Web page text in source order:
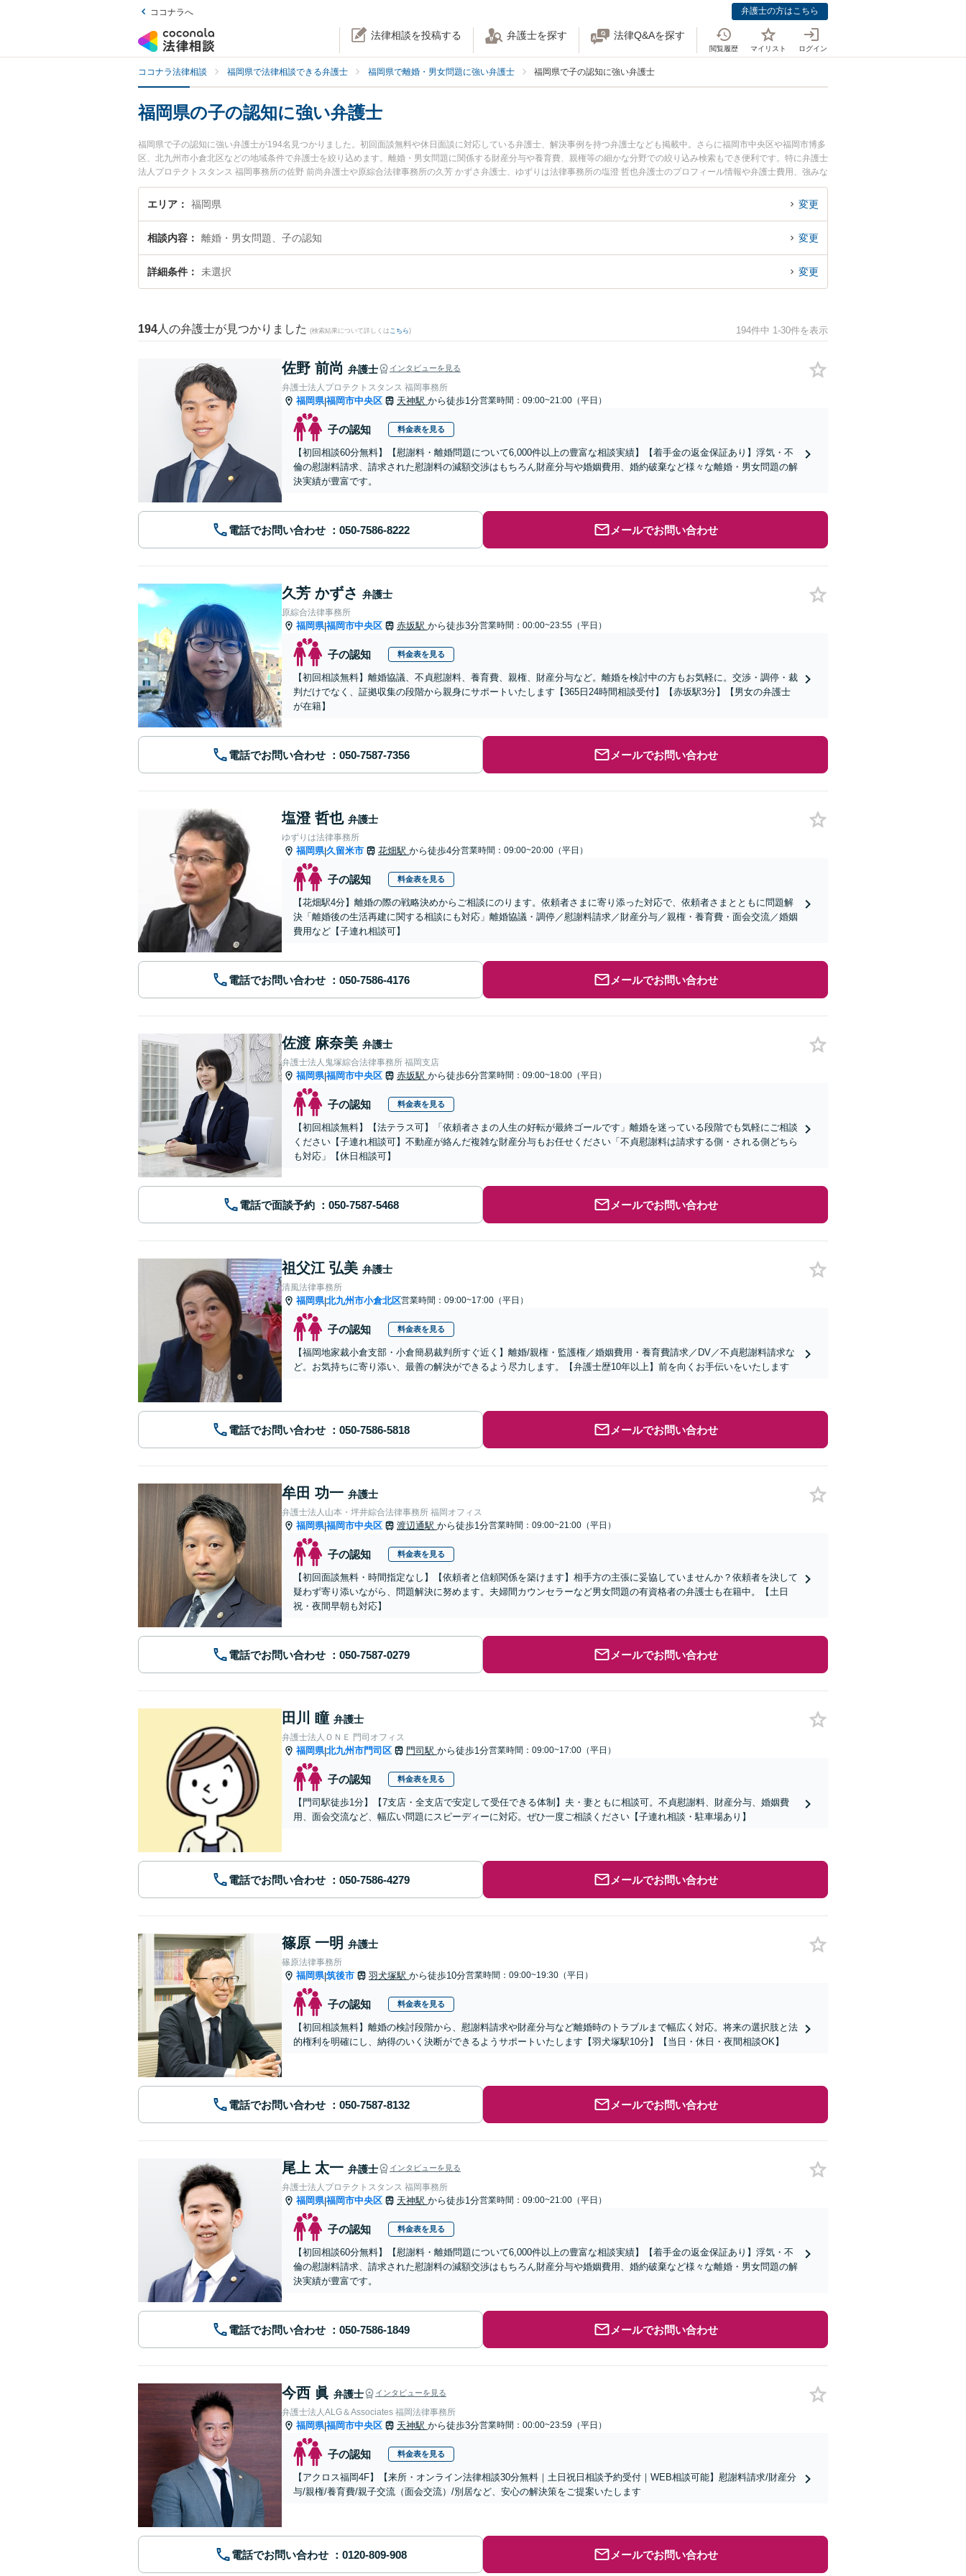
ココナラへ 弁護士の方はこちら
法律相談を投稿する 弁護士を探す 法律Q&Aを探す
閲覧履歴 マイリスト ログイン
ココナラ法律相談 福岡県で法律相談できる弁護士 福岡県で離婚・男女問題に強い弁護士 福岡県で子の認知に強い弁護士
福岡県の子の認知に強い弁護士
福岡県で子の認知に強い弁護士が194名見つかりました。初回面談無料や休日面談に対応している弁護士、解決事例を持つ弁護士なども掲載中。さらに福岡市中央区や福岡市博多
区、北九州市小倉北区などの地域条件で弁護士を絞り込めます。離婚・男女問題に関係する財産分与や養育費、親権等の細かな分野での絞り込み検索もでき便利です。特に弁護士
法人プロテクトスタンス 福岡事務所の佐野 前尚弁護士や原綜合法律事務所の久芳 かずさ弁護士、ゆずりは法律事務所の塩澄 哲也弁護士のプロフィール情報や弁護士費用、強みな
どが注目されています。『福岡県で土日や夜間に発生した子の認知のトラブルを今すぐに弁護士に相談したい』『子の認知のトラブル解決の実績豊富な近くの弁護士を検索した
い』『初回相談無料で子の認知を法律相談できる福岡県内の弁護士に相談予約したい』などでお困りの相談者さんにおすすめです。
エリア 福岡県 変更
相談内容 離婚・男女問題、子の認知 変更
詳細条件 未選択 変更
194 人の弁護士が見つかりました (検索結果について詳しくは こちら) 194件中 1-30件を表示
佐野 前尚 弁護士 インタビューを見る
弁護士法人プロテクトスタンス 福岡事務所
福岡県|福岡市中央区 天神駅 から徒歩1分営業時間：09:00~21:00（平日）
子の認知 料金表を見る
【初回相談60分無料】【慰謝料・離婚問題について6,000件以上の豊富な相談実績】【着手金の返金保証あり】浮気・不
倫の慰謝料請求、請求された慰謝料の減額交渉はもちろん財産分与や婚姻費用、婚約破棄など様々な離婚・男女問題の解
決実績が豊富です。
電話でお問い合わせ メールでお問い合わせ
久芳 かずさ 弁護士
原綜合法律事務所
福岡県|福岡市中央区 赤坂駅 から徒歩3分営業時間：00:00~23:55（平日）
子の認知 料金表を見る
【初回相談無料】離婚協議、不貞慰謝料、養育費、親権、財産分与など。離婚を検討中の方もお気軽に。交渉・調停・裁
判だけでなく、証拠収集の段階から親身にサポートいたします【365日24時間相談受付】【赤坂駅3分】【男女の弁護士
が在籍】
電話でお問い合わせ メールでお問い合わせ
塩澄 哲也 弁護士
ゆずりは法律事務所
福岡県|久留米市 花畑駅 から徒歩4分営業時間：09:00~20:00（平日）
子の認知 料金表を見る
【花畑駅4分】離婚の際の戦略決めからご相談にのります。依頼者さまに寄り添った対応で、依頼者さまとともに問題解
決「離婚後の生活再建に関する相談にも対応」離婚協議・調停／慰謝料請求／財産分与／親権・養育費・面会交流／婚姻
費用など【子連れ相談可】
電話でお問い合わせ メールでお問い合わせ
佐渡 麻奈美 弁護士
弁護士法人鬼塚綜合法律事務所 福岡支店
福岡県|福岡市中央区 赤坂駅 から徒歩6分営業時間：09:00~18:00（平日）
子の認知 料金表を見る
【初回相談無料】【法テラス可】「依頼者さまの人生の好転が最終ゴールです」離婚を迷っている段階でも気軽にご相談
ください【子連れ相談可】不動産が絡んだ複雑な財産分与もお任せください「不貞慰謝料は請求する側・される側どちら
も対応」【休日相談可】
電話で面談予約 メールでお問い合わせ
祖父江 弘美 弁護士
清風法律事務所
福岡県|北九州市小倉北区営業時間：09:00~17:00（平日）
子の認知 料金表を見る
【福岡地家裁小倉支部・小倉簡易裁判所すぐ近く】離婚/親権・監護権／婚姻費用・養育費請求／DV／不貞慰謝料請求な
ど。お気持ちに寄り添い、最善の解決ができるよう尽力します。【弁護士歴10年以上】前を向くお手伝いをいたします
電話でお問い合わせ メールでお問い合わせ
牟田 功一 弁護士
弁護士法人山本・坪井綜合法律事務所 福岡オフィス
福岡県|福岡市中央区 渡辺通駅 から徒歩1分営業時間：09:00~21:00（平日）
子の認知 料金表を見る
【初回面談無料・時間指定なし】【依頼者と信頼関係を築けます】相手方の主張に妥協していませんか？依頼者を決して
疑わず寄り添いながら、問題解決に努めます。夫婦間カウンセラーなど男女問題の有資格者の弁護士も在籍中。【土日
祝・夜間早朝も対応】
電話でお問い合わせ メールでお問い合わせ
田川 瞳 弁護士
弁護士法人ＯＮＥ 門司オフィス
福岡県|北九州市門司区 門司駅 から徒歩1分営業時間：09:00~17:00（平日）
子の認知 料金表を見る
【門司駅徒歩1分】【7支店・全支店で安定して受任できる体制】夫・妻ともに相談可。不貞慰謝料、財産分与、婚姻費
用、面会交流など、幅広い問題にスピーディーに対応。ぜひ一度ご相談ください【子連れ相談・駐車場あり】
電話でお問い合わせ メールでお問い合わせ
篠原 一明 弁護士
篠原法律事務所
福岡県|筑後市 羽犬塚駅 から徒歩10分営業時間：09:00~19:30（平日）
子の認知 料金表を見る
【初回相談無料】離婚の検討段階から、慰謝料請求や財産分与など離婚時のトラブルまで幅広く対応。将来の選択肢と法
的権利を明確にし、納得のいく決断ができるようサポートいたします【羽犬塚駅10分】【当日・休日・夜間相談OK】
電話でお問い合わせ メールでお問い合わせ
尾上 太一 弁護士 インタビューを見る
弁護士法人プロテクトスタンス 福岡事務所
福岡県|福岡市中央区 天神駅 から徒歩1分営業時間：09:00~21:00（平日）
子の認知 料金表を見る
【初回相談60分無料】【慰謝料・離婚問題について6,000件以上の豊富な相談実績】【着手金の返金保証あり】浮気・不
倫の慰謝料請求、請求された慰謝料の減額交渉はもちろん財産分与や婚姻費用、婚約破棄など様々な離婚・男女問題の解
決実績が豊富です。
電話でお問い合わせ メールでお問い合わせ
今西 眞 弁護士 インタビューを見る
弁護士法人ALG＆Associates 福岡法律事務所
福岡県|福岡市中央区 天神駅 から徒歩3分営業時間：00:00~23:59（平日）
子の認知 料金表を見る
【アクロス福岡4F】【来所・オンライン法律相談30分無料｜土日祝日相談予約受付｜WEB相談可能】慰謝料請求/財産分
与/親権/養育費/親子交流（面会交流）/別居など、安心の解決策をご提案いたします
電話でお問い合わせ メールでお問い合わせ